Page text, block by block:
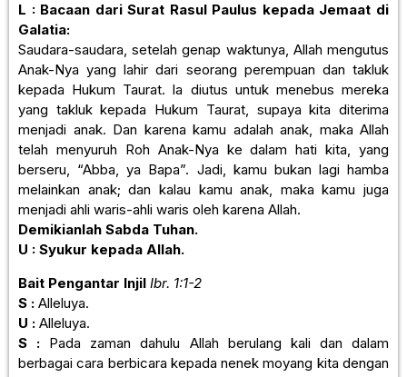
L : Bacaan dari Surat Rasul Paulus kepada Jemaat di
Galatia:
Saudara-saudara, setelah genap waktunya, Allah mengutus
Anak-Nya yang lahir dari seorang perempuan dan takluk
kepada Hukum Taurat. la diutus untuk menebus mereka
yang takluk kepada Hukum Taurat, supaya kita diterima
menjadi anak. Dan karena kamu adalah anak, maka Allah
telah menyuruh Roh Anak-Nya ke dalam hati kita, yang
berseru, “Abba, ya Bapa”. Jadi, kamu bukan lagi hamba
melainkan anak; dan kalau kamu anak, maka kamu juga
menjadi ahli waris-ahli waris oleh karena Allah.
Demikianlah Sabda Tuhan.
U : Syukur kepada Allah.
Bait Pengantar Injil Ibr. 1:1-2
S : Alleluya.
U : Alleluya.
S : Pada zaman dahulu Allah berulang kali dan dalam
berbagai cara berbicara kepada nenek moyang kita dengan